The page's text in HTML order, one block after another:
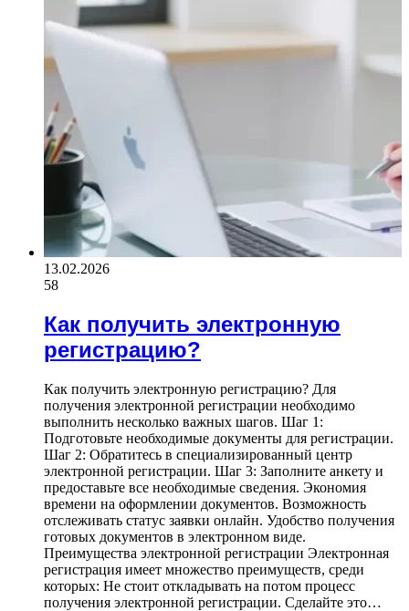
13.02.2026
58
Как получить электронную
регистрацию?
Как получить электронную регистрацию? Для
получения электронной регистрации необходимо
выполнить несколько важных шагов. Шаг 1:
Подготовьте необходимые документы для регистрации.
Шаг 2: Обратитесь в специализированный центр
электронной регистрации. Шаг 3: Заполните анкету и
предоставьте все необходимые сведения. Экономия
времени на оформлении документов. Возможность
отслеживать статус заявки онлайн. Удобство получения
готовых документов в электронном виде.
Преимущества электронной регистрации Электронная
регистрация имеет множество преимуществ, среди
которых: Не стоит откладывать на потом процесс
получения электронной регистрации. Сделайте это…